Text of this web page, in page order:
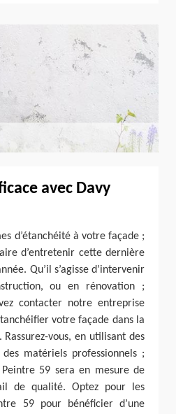
avec Davy
d’étanchéité à votre façade ;
d’entretenir cette dernière
Qu’il s’agisse d’intervenir
ou en rénovation ;
contacter notre entreprise
votre façade dans la
vous, en utilisant des
matériels professionnels ;
59 sera en mesure de
de qualité. Optez pour les
59 pour bénéficier d’une